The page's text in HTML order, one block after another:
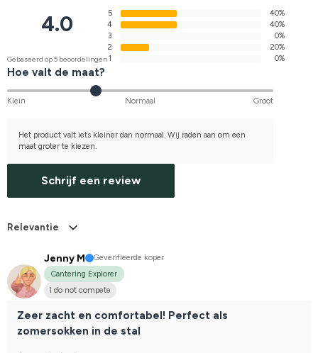
4.0
Gebaseerd op 5 beoordelingen
5
40%
4
40%
3
0%
2
20%
1
0%
Hoe valt de maat?
Klein Normaal Groot
Het product valt iets kleiner dan normaal. Wij raden aan om een
maat groter te kiezen.
Schrijf een review
Relevantie
Jenny M
Geverifieerde koper
Cantering Explorer
I do not compete
Zeer zacht en comfortabel! Perfect als
zomersokken in de stal